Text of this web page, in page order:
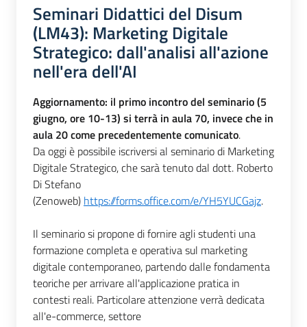
Seminari Didattici del Disum
(LM43): Marketing Digitale
Strategico: dall'analisi all'azione
nell'era dell'AI
Aggiornamento: il primo incontro del seminario (5
giugno, ore 10-13) si terrà in aula 70, invece che in
aula 20 come precedentemente comunicato.
Da oggi è possibile iscriversi al seminario di Marketing
Digitale Strategico, che sarà tenuto dal dott. Roberto
Di Stefano
(Zenoweb) https://forms.office.com/e/YH5YUCGajz.
Il seminario si propone di fornire agli studenti una
formazione completa e operativa sul marketing
digitale contemporaneo, partendo dalle fondamenta
teoriche per arrivare all'applicazione pratica in
contesti reali. Particolare attenzione verrà dedicata
all'e-commerce, settore